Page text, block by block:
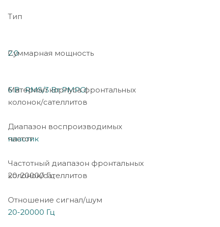
Тип
2.0
Суммарная мощность
6 Вт RMS/3 Вт PMPO
Материал корпуса фронтальных
колонок/сателлитов
пластик
Диапазон воспроизводимых
частот
20-20000 Гц
Частотный диапазон фронтальных
колонок/сателлитов
20-20000 Гц
Отношение сигнал/шум